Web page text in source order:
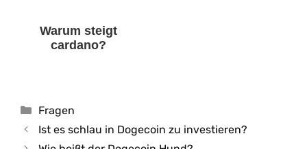
Warum steigt
cardano?
Kategorien
Fragen
Ist es schlau in Dogecoin zu investieren?